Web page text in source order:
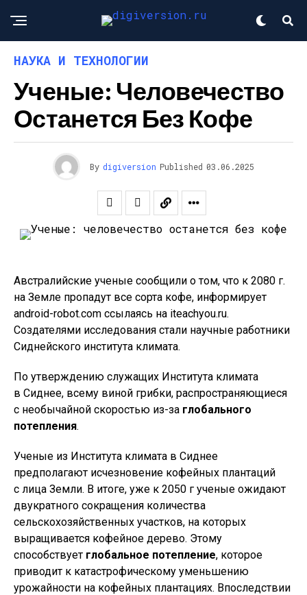
НАУКА И ТЕХНОЛОГИИ
Ученые: Человечество
Останется Без Кофе
By digiversion Published 03.06.2025
Австралийские ученые сообщили о том, что к 2080 г.
на Земле пропадут все сорта кофе, информирует
android-robot.com ссылаясь на iteachyou.ru.
Создателями исследования стали научные работники
Сиднейского института климата.
По утверждению служащих Института климата
в Сиднее, всему виной грибки, распространяющиеся
с необычайной скоростью из-за глобального
потепления.
Ученые из Института климата в Сиднее
предполагают исчезновение кофейных плантаций
с лица Земли. В итоге, уже к 2050 г ученые ожидают
двукратного сокращения количества
сельскохозяйственных участков, на которых
выращивается кофейное дерево. Этому
способствует глобальное потепление, которое
приводит к катастрофическому уменьшению
урожайности на кофейных плантациях. Впоследствии